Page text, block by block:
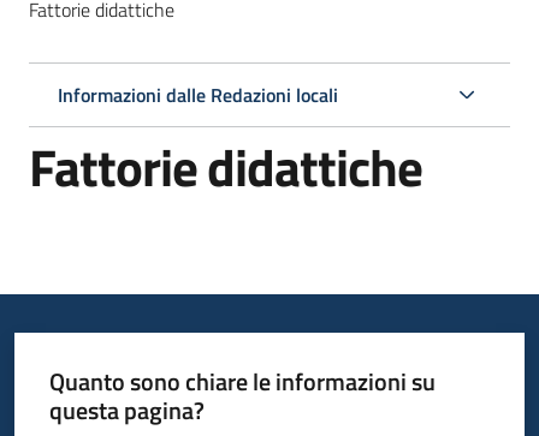
famiglie
Informazioni
locali
Fattorie didattiche
Informazioni dalle Redazioni locali
Fattorie didattiche
Quanto sono chiare le informazioni su
questa pagina?